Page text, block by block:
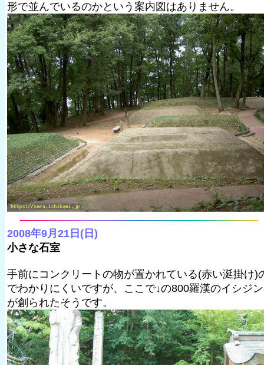
形で並んでいるのかという案内図はありません。
2008年9月21日(日)
小さな石室
手前にコンクリートの物が置かれている(赤い涎掛け)
でわかりにくいですが、ここで↓の800羅漢のイシジン
が創られたそうです。